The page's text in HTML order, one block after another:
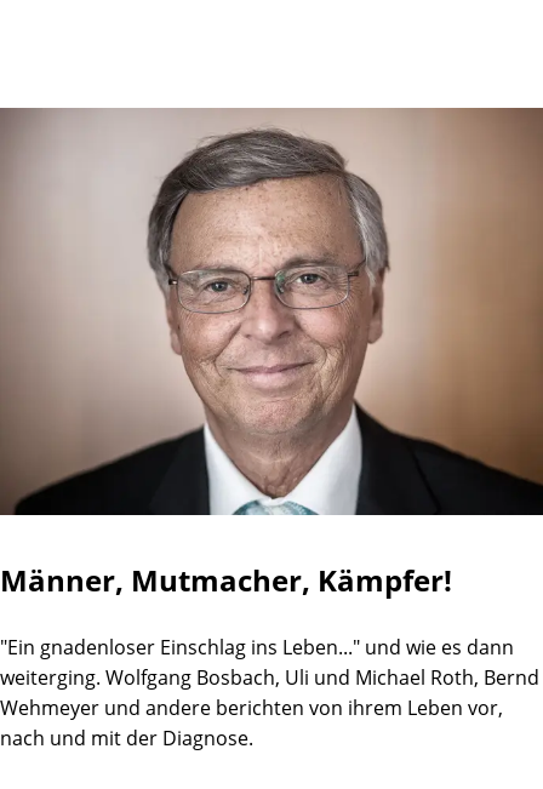
Männer, Mutmacher, Kämpfer!
"Ein gnadenloser Einschlag ins Leben..." und wie es dann
weiterging. Wolfgang Bosbach, Uli und Michael Roth, Bernd
Wehmeyer und andere berichten von ihrem Leben vor,
nach und mit der Diagnose.